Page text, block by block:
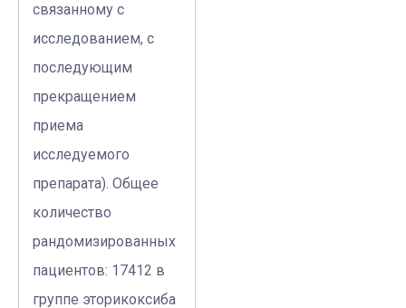
связанному с
исследованием, с
последующим
прекращением
приема
исследуемого
препарата). Общее
количество
рандомизированных
пациентов: 17412 в
группе эторикоксиба